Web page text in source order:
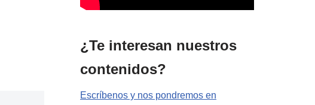
¿Te interesan nuestros
contenidos?
Escríbenos y nos pondremos en